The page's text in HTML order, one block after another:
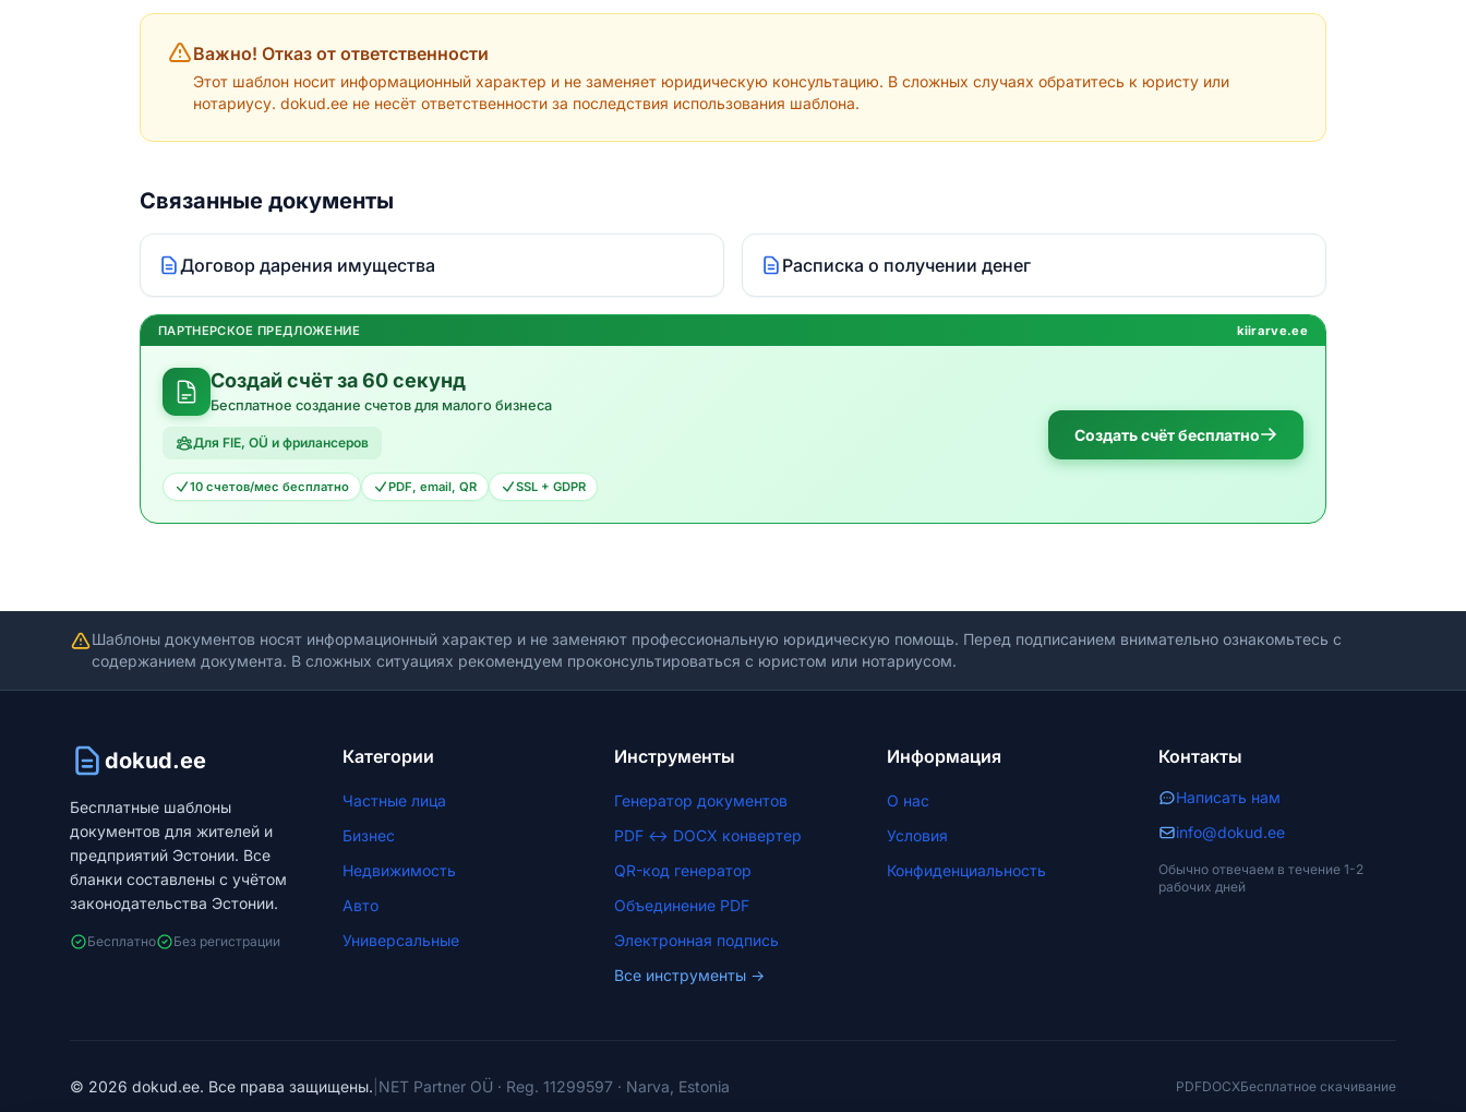
Важно! Отказ от ответственности
Этот шаблон носит информационный характер и не заменяет юридическую консультацию. В сложных случаях обратитесь к юристу или
нотариусу. dokud.ee не несёт ответственности за последствия использования шаблона.
Связанные документы
Договор дарения имущества Расписка о получении денег
ПАРТНЕРСКОЕ ПРЕДЛОЖЕНИЕ kiirarve.ee
Создай счёт за 60 секунд
Бесплатное создание счетов для малого бизнеса
Для FIE, OÜ и фрилансеров
10 счетов/мес бесплатно PDF, email, QR SSL + GDPR
Создать счёт бесплатно
Шаблоны документов носят информационный характер и не заменяют профессиональную юридическую помощь. Перед подписанием внимательно ознакомьтесь с
содержанием документа. В сложных ситуациях рекомендуем проконсультироваться с юристом или нотариусом.
dokud.ee
Бесплатные шаблоны
документов для жителей и
предприятий Эстонии. Все
бланки составлены с учётом
законодательства Эстонии.
Бесплатно Без регистрации
Категории
Частные лица
Бизнес
Недвижимость
Авто
Универсальные
Инструменты
Генератор документов
PDF ↔ DOCX конвертер
QR-код генератор
Объединение PDF
Электронная подпись
Все инструменты →
Информация
О нас
Условия
Конфиденциальность
Контакты
Написать нам
info@dokud.ee
Обычно отвечаем в течение 1-2
рабочих дней
© 2026 dokud.ee. Все права защищены. NET Partner OÜ · Reg. 11299597 · Narva, Estonia PDFDOCXБесплатное скачивание